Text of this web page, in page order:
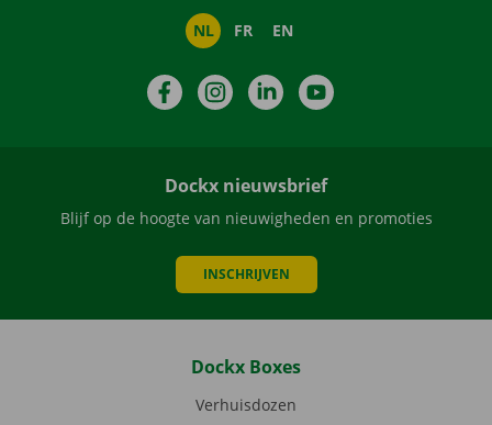
NL FR EN
FacebookInstagramLinkedIn
Dockx nieuwsbrief
Blijf op de hoogte van nieuwigheden en promoties
INSCHRIJVEN
Dockx Boxes
Verhuisdozen